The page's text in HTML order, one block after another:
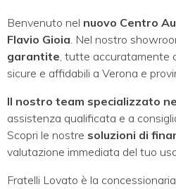
Benvenuto nel nuovo Centro
Flavio Gioia. Nel nostro
garantite, tutte accuratamente
sicure e affidabili a Verona e
Il nostro team specializzato
assistenza qualificata e a
Scopri le nostre soluzioni di
valutazione immediata del tuo
Fratelli Lovato è la